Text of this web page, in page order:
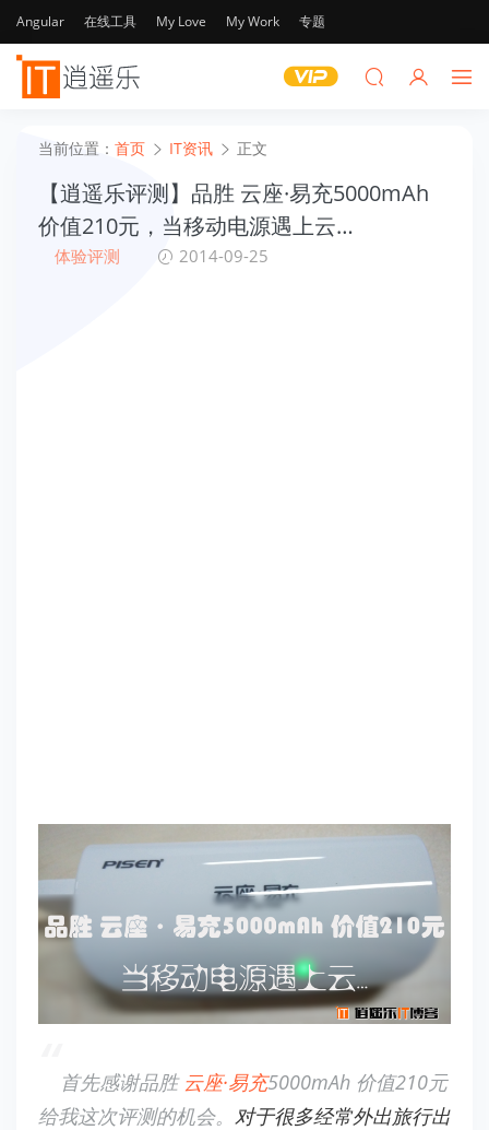
Angular 在线工具 My Love My Work 专题
当前位置： 首页 IT资讯 正文
【逍遥乐评测】品胜 云座·易充5000mAh
价值210元，当移动电源遇上云…
体验评测 2014-09-25
首先感谢品胜 云座·易充5000mAh 价值210元
给我这次评测的机会。 对于很多经常外出旅行出